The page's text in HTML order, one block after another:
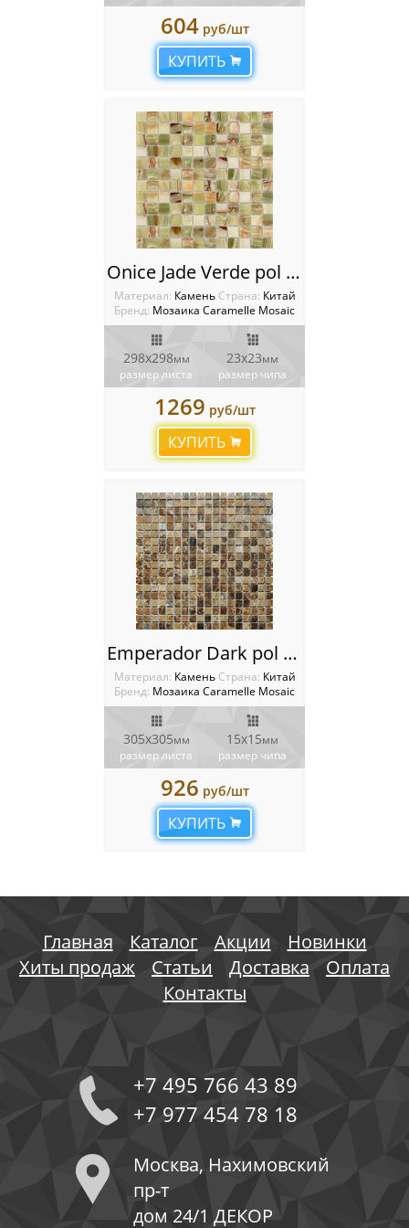
604руб/шт
КУПИТЬ
Onice Jade Verde pol Мозаика Caramelle mosaic Pietrine
Материал: Камень Cтрана: Китай
Бренд: Мозаика Caramelle Mosaic
298x298мм
размер листа
23x23мм
размер чипа
1269 руб/шт
КУПИТЬ
Emperador Dark pol Мозаика Caramelle mosaic Pietrine
Материал: Камень Cтрана: Китай
Бренд: Мозаика Caramelle Mosaic
305х305мм
размер листа
15x15мм
размер чипа
926 руб/шт
КУПИТЬ
Главная Каталог Акции
Новинки
Хиты продаж
Статьи Доставка
Оплата
Контакты
+7 495 766 43 89
+7 977 454 78 18
Москва, Нахимовский
пр-т
дом 24/1 ДЕКОР